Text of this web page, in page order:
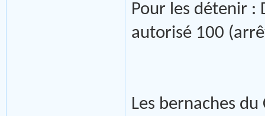
Pour les détenir :
autorisé 100
Les bernaches du